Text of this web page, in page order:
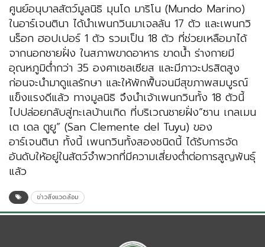
ศูนย์อนุบาลสัตว์มูลนิธิ มุนโด มาริโน (Mundo Marino)
ในอาร์เจนตินา ได้นำเพนกวินมาเจลลัน 17 ตัว และเพนกวิ
นร็อก ฮอปเปอร์ 1 ตัว รวมเป็น 18 ตัว ที่ช่วยเหลือมาได้
จากนอกชายฝั่ง ในสภาพขาดอาหาร ขาดน้ำ ร่างกายมี
อุณหภูมิตํ่ากว่า 35 องศาเซลเซียส และมีภาวะปรสิตสูง
ก่อนจะนำมาดูแลรักษา และให้พักฟื้นจนมีสุขภาพสมบูรณ์
แข็งแรงดีแล้ว ทางมูลนิธิ จึงนำเจ้าเพนกวินทั้ง 18 ตัวนี้
ไปปล่อยกลับสู่ทะเลบ้านเกิด ที่บริเวณชายฝั่ง”ซาน เกลเมน
เต เดล ตูยู” (San Clemente del Tuyu) ของ
อาร์เจนตินา ทั้งนี้ เพนกวินทั้งสองชนิดนี้ ได้รับการจัด
อันดับให้อยู่ในสัตว์จำพวกที่มีความเสี่ยงต่ำต่อการสูญพันธุ์
แล้ว
ข่าวสิ่งแวดล้อม